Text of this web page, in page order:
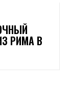
РИМА В